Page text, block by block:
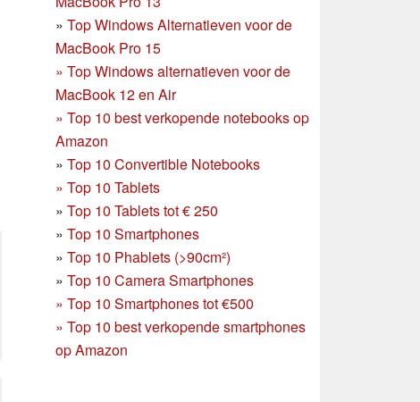
» Top Windows Alternatieven voor de
MacBook Pro 15
» Top Windows alternatieven voor de
MacBook 12 en Air
» Top 10 best verkopende notebooks op
Amazon
» Top 10 Convertible Notebooks
» Top 10 Tablets
» Top 10 Tablets tot € 250
» Top 10 Smartphones
» Top 10 Phablets (>90cm²)
» Top 10 Camera Smartphones
» Top 10 Smartphones tot €500
» Top 10 best verkopende smartphones
op Amazon